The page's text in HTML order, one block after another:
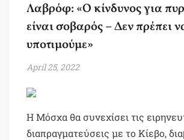
Λαβρόφ: «Ο κίνδυνος για
είναι σοβαρός – Δεν πρέπει
υποτιμούμε»
April 25, 2022
Η Μόσχα θα συνεχίσει τις
διαπραγματεύσεις με το Κίεβο,